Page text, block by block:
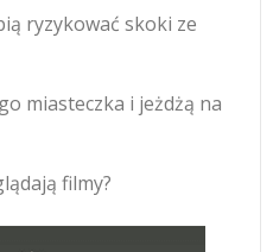
ryzykować skoki ze
miasteczka i jeżdżą na
filmy?